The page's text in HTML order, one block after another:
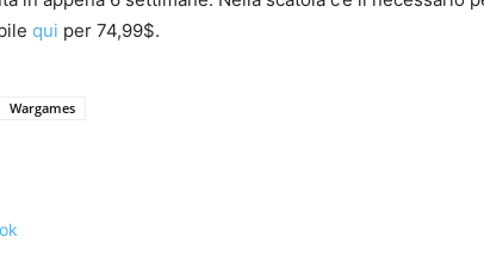
qui per 74,99$.
Wargames